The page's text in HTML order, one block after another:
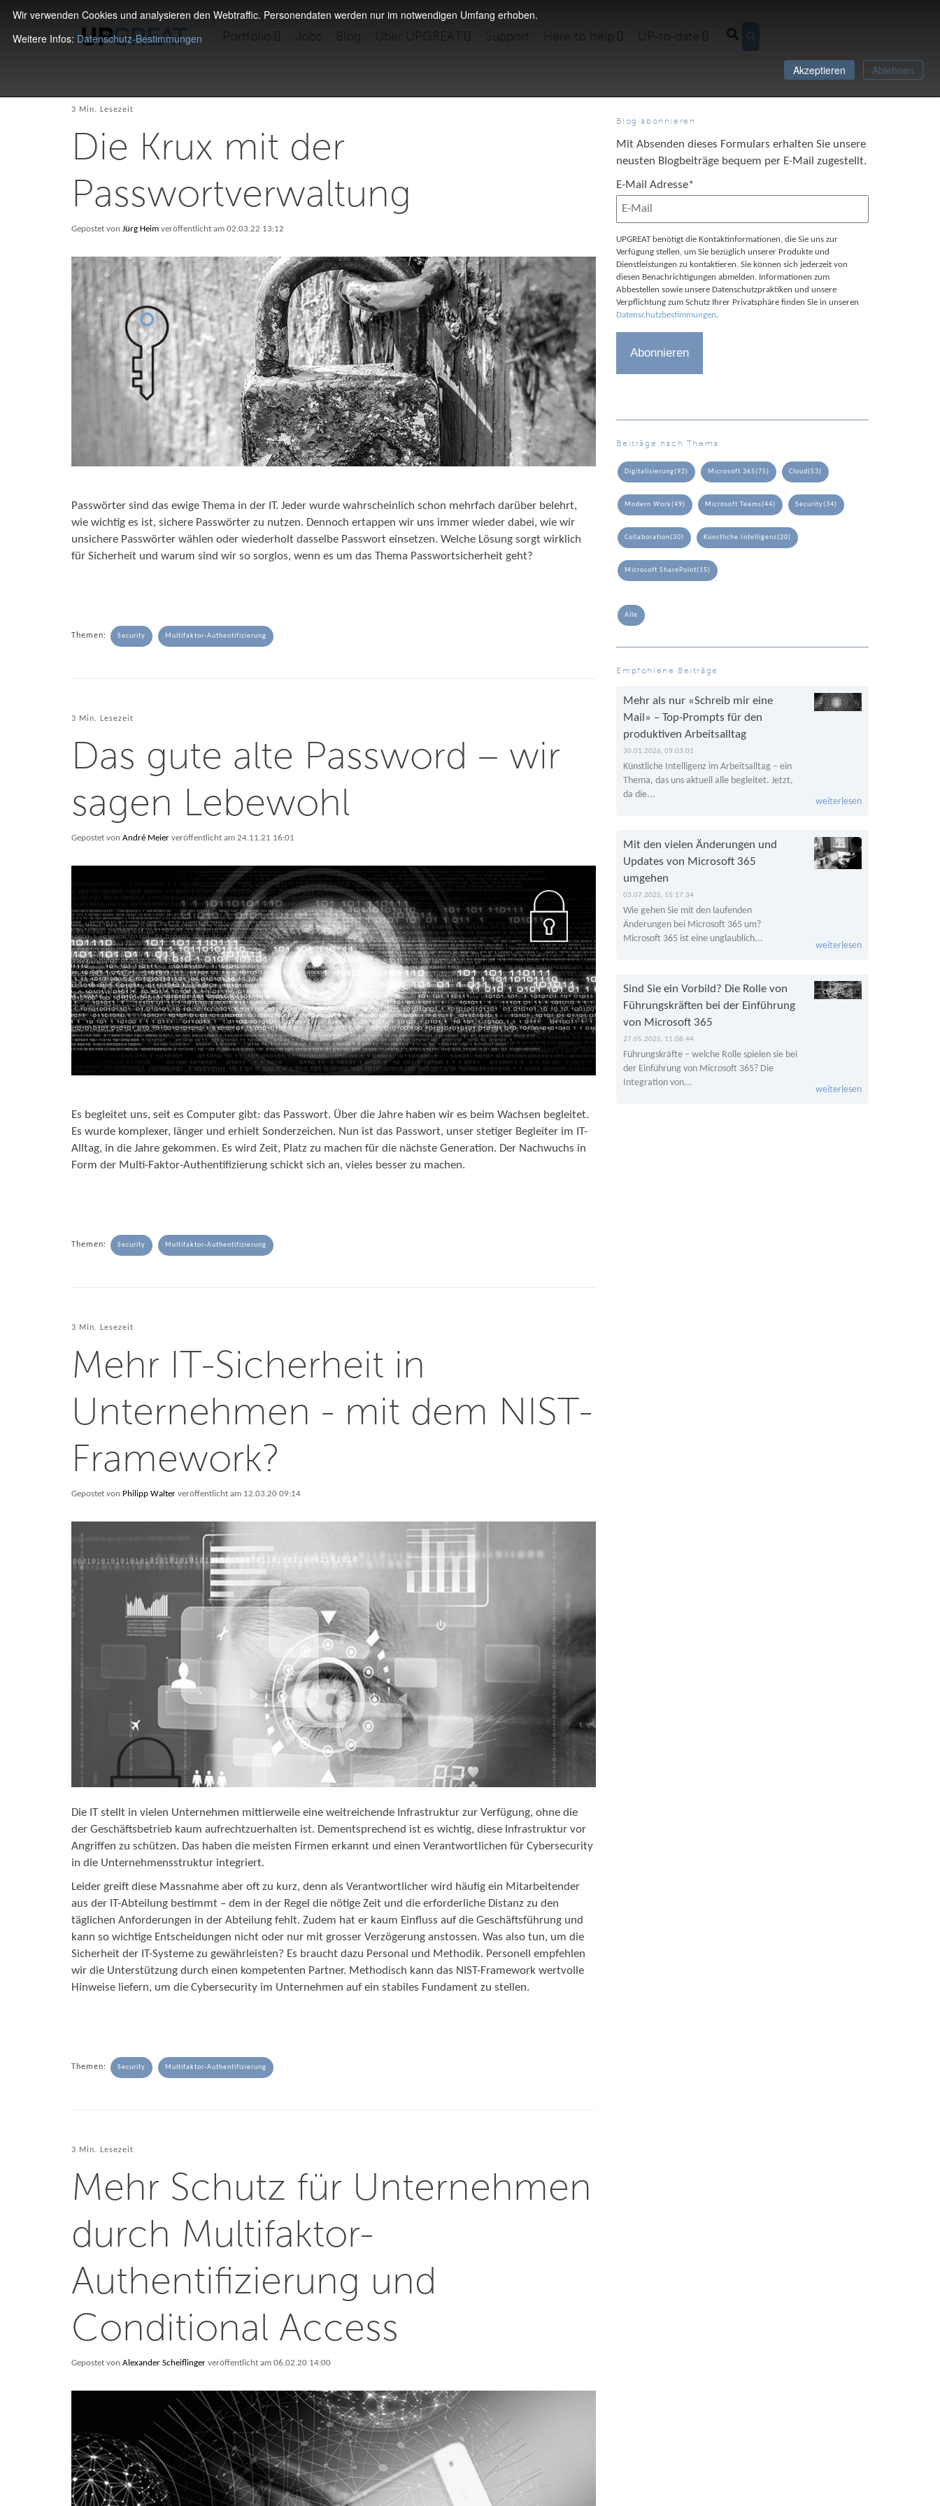
Wir verwenden Cookies und analysieren den Webtraffic. Personendaten werden nur im notwendigen Umfang erhoben.
Weitere Infos: Datenschutz-Bestimmungen
Akzeptieren Ablehnen
Portfolio Jobs Blog Über UPGREAT Support Here to help UP-to-date
3 Min. Lesezeit
Die Krux mit der
Passwortverwaltung
Gepostet von Jürg Heim veröffentlicht am 02.03.22 13:12
Passwörter sind das ewige Thema in der IT. Jeder wurde wahrscheinlich schon mehrfach darüber belehrt,
wie wichtig es ist, sichere Passwörter zu nutzen. Dennoch ertappen wir uns immer wieder dabei, wie wir
unsichere Passwörter wählen oder wiederholt dasselbe Passwort einsetzen. Welche Lösung sorgt wirklich
für Sicherheit und warum sind wir so sorglos, wenn es um das Thema Passwortsicherheit geht?
Themen: Security Multifaktor-Authentifizierung
3 Min. Lesezeit
Das gute alte Password – wir
sagen Lebewohl
Gepostet von André Meier veröffentlicht am 24.11.21 16:01
Es begleitet uns, seit es Computer gibt: das Passwort. Über die Jahre haben wir es beim Wachsen begleitet.
Es wurde komplexer, länger und erhielt Sonderzeichen. Nun ist das Passwort, unser stetiger Begleiter im IT-
Alltag, in die Jahre gekommen. Es wird Zeit, Platz zu machen für die nächste Generation. Der Nachwuchs in
Form der Multi-Faktor-Authentifizierung schickt sich an, vieles besser zu machen.
Themen: Security Multifaktor-Authentifizierung
3 Min. Lesezeit
Mehr IT-Sicherheit in
Unternehmen - mit dem NIST-
Framework?
Gepostet von Philipp Walter veröffentlicht am 12.03.20 09:14
Die IT stellt in vielen Unternehmen mittlerweile eine weitreichende Infrastruktur zur Verfügung, ohne die
der Geschäftsbetrieb kaum aufrechtzuerhalten ist. Dementsprechend ist es wichtig, diese Infrastruktur vor
Angriffen zu schützen. Das haben die meisten Firmen erkannt und einen Verantwortlichen für Cybersecurity
in die Unternehmensstruktur integriert.
Leider greift diese Massnahme aber oft zu kurz, denn als Verantwortlicher wird häufig ein Mitarbeitender
aus der IT-Abteilung bestimmt – dem in der Regel die nötige Zeit und die erforderliche Distanz zu den
täglichen Anforderungen in der Abteilung fehlt. Zudem hat er kaum Einfluss auf die Geschäftsführung und
kann so wichtige Entscheidungen nicht oder nur mit grosser Verzögerung anstossen. Was also tun, um die
Sicherheit der IT-Systeme zu gewährleisten? Es braucht dazu Personal und Methodik. Personell empfehlen
wir die Unterstützung durch einen kompetenten Partner. Methodisch kann das NIST-Framework wertvolle
Hinweise liefern, um die Cybersecurity im Unternehmen auf ein stabiles Fundament zu stellen.
Themen: Security Multifaktor-Authentifizierung
3 Min. Lesezeit
Mehr Schutz für Unternehmen
durch Multifaktor-
Authentifizierung und
Conditional Access
Gepostet von Alexander Scheiflinger veröffentlicht am 06.02.20 14:00
Blog abonnieren
Mit Absenden dieses Formulars erhalten Sie unsere
neusten Blogbeiträge bequem per E-Mail zugestellt.
E-Mail Adresse*
UPGREAT benötigt die Kontaktinformationen, die Sie uns zur
Verfügung stellen, um Sie bezüglich unserer Produkte und
Dienstleistungen zu kontaktieren. Sie können sich jederzeit von
diesen Benachrichtigungen abmelden. Informationen zum
Abbestellen sowie unsere Datenschutzpraktiken und unsere
Verpflichtung zum Schutz Ihrer Privatsphäre finden Sie in unseren
Datenschutzbestimmungen.
Beiträge nach Thema
Digitalisierung(92) Microsoft 365(75) Cloud(53)
Modern Work(49) Microsoft Teams(44) Security(34)
Collaboration(30) Künstliche Intelligenz(20)
Microsoft SharePoint(15)
Alle
Empfohlene Beiträge
Mehr als nur «Schreib mir eine
Mail» – Top-Prompts für den
produktiven Arbeitsalltag
30.01.2026, 09:03:01
Künstliche Intelligenz im Arbeitsalltag – ein
Thema, das uns aktuell alle begleitet. Jetzt,
da die...
weiterlesen
Mit den vielen Änderungen und
Updates von Microsoft 365
umgehen
03.07.2025, 15:17:34
Wie gehen Sie mit den laufenden
Änderungen bei Microsoft 365 um?
Microsoft 365 ist eine unglaublich...
weiterlesen
Sind Sie ein Vorbild? Die Rolle von
Führungskräften bei der Einführung
von Microsoft 365
27.05.2025, 11:08:44
Führungskräfte – welche Rolle spielen sie bei
der Einführung von Microsoft 365? Die
Integration von...
weiterlesen